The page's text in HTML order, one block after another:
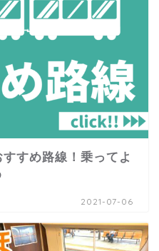
すすめ路線！乗ってよ
2021-07-06